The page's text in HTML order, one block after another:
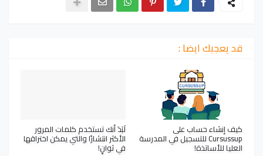
قد يعجبك ايضا :
كيف إنشاء حساب على
Cursussup للتسجيل في المدرسة
العليا للأساتذة!
لَبَدَ أنك تستخدم كلمات المرور
الأكثر انتشارًا والتي يمكن اختراقها
في ثوانٍ!